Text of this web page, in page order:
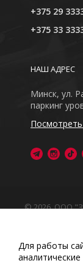
+375 29
+375 33
НАШ АДРЕС
Минск, ул.
паркинг
© 2026, ООО
Обращаем
сайт носит
Любое
Для работы